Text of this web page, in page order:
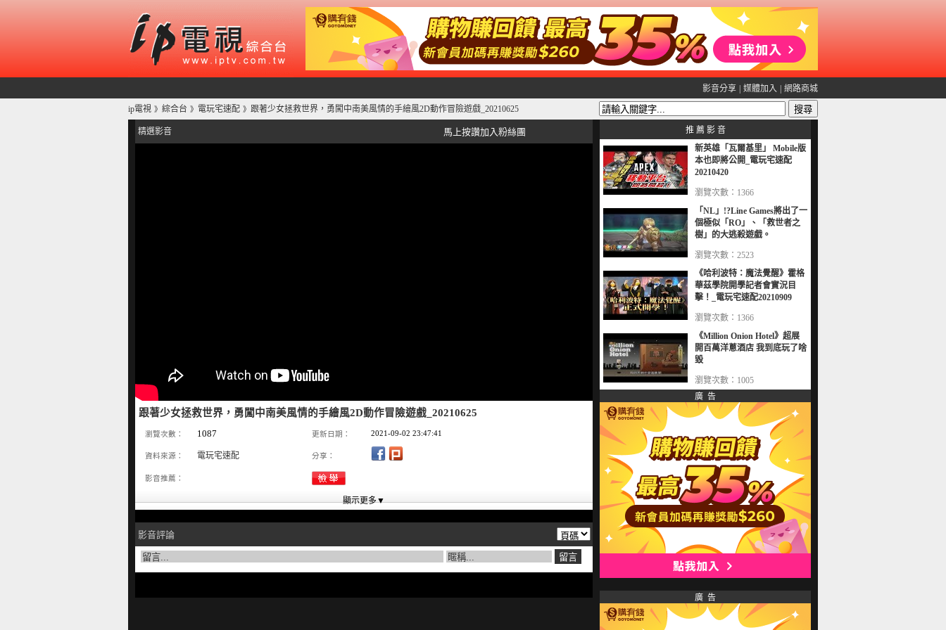
影音分享 媒體加入 網路商城
ip電視 》 綜合台 》 電玩宅速配 》 跟著少女拯救世界，勇闖中南美風情的手繪風2D動作冒險遊戲_20210625
精選影音 馬上按讚加入粉絲團
跟著少女拯救世界，勇闖中南美風情的手繪風2D動作冒險遊戲_20210625
瀏覽次數： 1087 更新日期： 2021-09-02 23:47:41
資料來源： 電玩宅速配 分享：
影音推薦：
影音評論
推 薦 影 音
新英雄「瓦爾基里」 Mobile版
本也即將公開_電玩宅速配
20210420
瀏覽次數：1366
「NL」!?Line Games將出了一
個極似「RO」、「救世者之
樹」的大逃殺遊戲。
瀏覽次數：2523
《哈利波特：魔法覺醒》霍格
華茲學院開學記者會實況目
擊！_電玩宅速配20210909
瀏覽次數：1366
《Million Onion Hotel》超展
開百萬洋蔥酒店 我到底玩了啥
毀
瀏覽次數：1005
廣 告
廣 告